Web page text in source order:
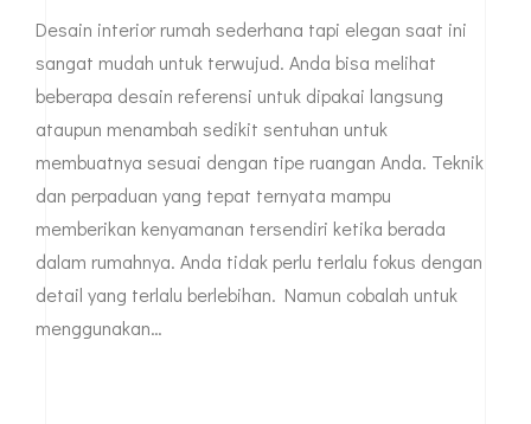
Desain interior rumah sederhana tapi elegan saat ini
sangat mudah untuk terwujud. Anda bisa melihat
beberapa desain referensi untuk dipakai langsung
ataupun menambah sedikit sentuhan untuk
membuatnya sesuai dengan tipe ruangan Anda. Teknik
dan perpaduan yang tepat ternyata mampu
memberikan kenyamanan tersendiri ketika berada
dalam rumahnya. Anda tidak perlu terlalu fokus dengan
detail yang terlalu berlebihan. Namun cobalah untuk
menggunakan…